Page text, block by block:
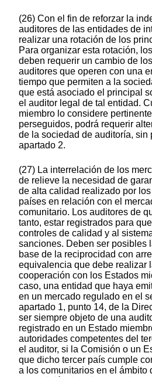
(26) Con el fin de reforzar la
auditores de las entidades de
realizar una rotación de los
Para organizar esta rotación,
deben requerir un cambio de
auditores que operen con una
tiempo que permiten a la
que está asociado el principal
el auditor legal de tal entidad.
miembro lo considere
perseguidos, podrá requerir
de la sociedad de auditoría, sin
apartado 2.
(27) La interrelación de los
de relieve la necesidad de
de alta calidad realizado por
países en relación con el
comunitario. Los auditores de
tanto, estar registrados para
controles de calidad y al
sanciones. Deben ser posibles
base de la reciprocidad con
equivalencia que debe realizar
cooperación con los Estados
caso, una entidad que haya
en un mercado regulado en el
apartado 1, punto 14, de la
ser siempre objeto de una
registrado en un Estado
autoridades competentes del
el auditor, si la Comisión o un
que dicho tercer país cumple
a los comunitarios en el ámbito